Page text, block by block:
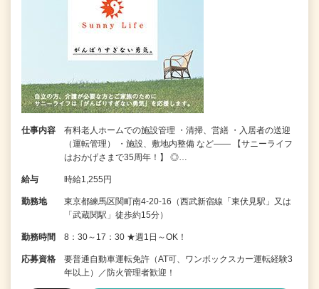
仕事内容
有料老人ホームでの施設管理 ・清掃、営繕 ・入居者の送迎
（運転管理） ・施設、敷地内整備 など―― 【サニーライフ
はおかげさまで35周年！】 ◎…
給与 時給1,255円
勤務地
東京都練馬区関町南4-20-16（西武新宿線「東伏見駅」又は
「武蔵関駅」徒歩約15分）
勤務時間 8：30～17：30 ★週1日～OK！
応募資格
要普通自動車運転免許（AT可、ワンボックスカー運転経験3
年以上）／防火管理者歓迎！